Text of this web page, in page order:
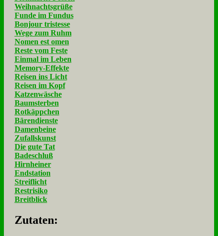
Weihnachtsgrüße
Funde im Fundus
Bonjour tristesse
Wege zum Ruhm
Nomen est omen
Reste vom Feste
Einmal im Leben
Memory-Effekte
Reisen ins Licht
Reisen im Kopf
Katzenwäsche
Baumsterben
Rotkäppchen
Bärendienste
Damenbeine
Zufallskunst
Die gute Tat
Badeschluß
Hirnheiner
Endstation
Streiflicht
Restrisiko
Breitblick
Zu­ta­ten: